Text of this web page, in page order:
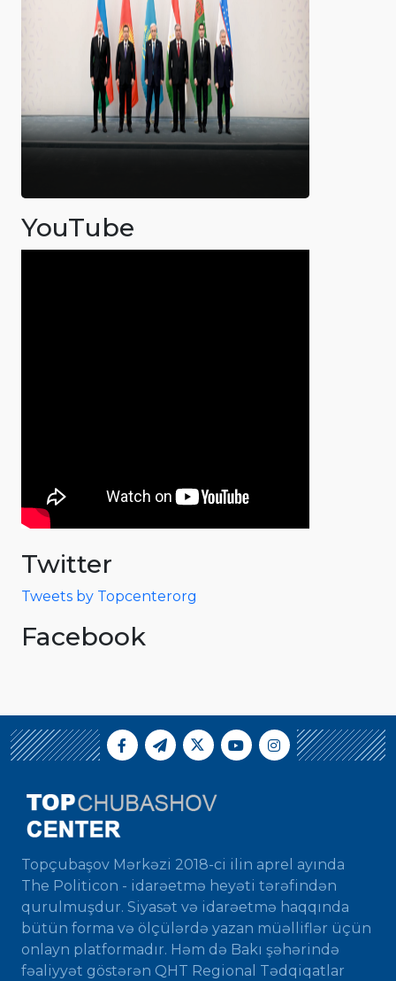
YouTube
Twitter
Tweets by Topcenterorg
Facebook
Topçubaşov Mərkəzi 2018-ci ilin aprel ayında
The Politicon - idarəetmə heyəti tərəfindən
qurulmuşdur. Siyasət və idarəetmə haqqında
bütün forma və ölçülərdə yazan müəlliflər üçün
onlayn platformadır. Həm də Bakı şəhərində
fəaliyyət göstərən QHT Regional Tədqiqatlar